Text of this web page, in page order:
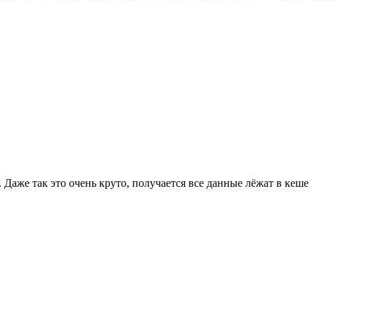
так это очень круто, получается все данные лёжат в кеше